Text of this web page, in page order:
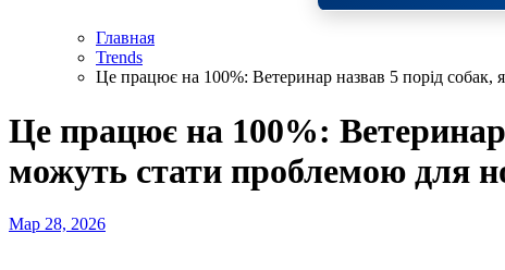
Главная
Trends
Це працює на 100%: Ветеринар назвав 5 порід собак,
Це працює на 100%: Ветеринар
можуть стати проблемою для
Мар 28, 2026